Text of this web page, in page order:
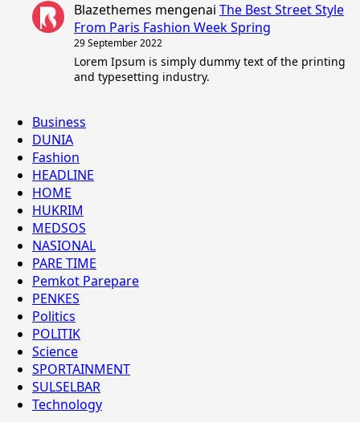
Blazethemes mengenai The Best Street Style
From Paris Fashion Week Spring
29 September 2022
Lorem Ipsum is simply dummy text of the printing
and typesetting industry.
Business
DUNIA
Fashion
HEADLINE
HOME
HUKRIM
MEDSOS
NASIONAL
PARE TIME
Pemkot Parepare
PENKES
Politics
POLITIK
Science
SPORTAINMENT
SULSELBAR
Technology